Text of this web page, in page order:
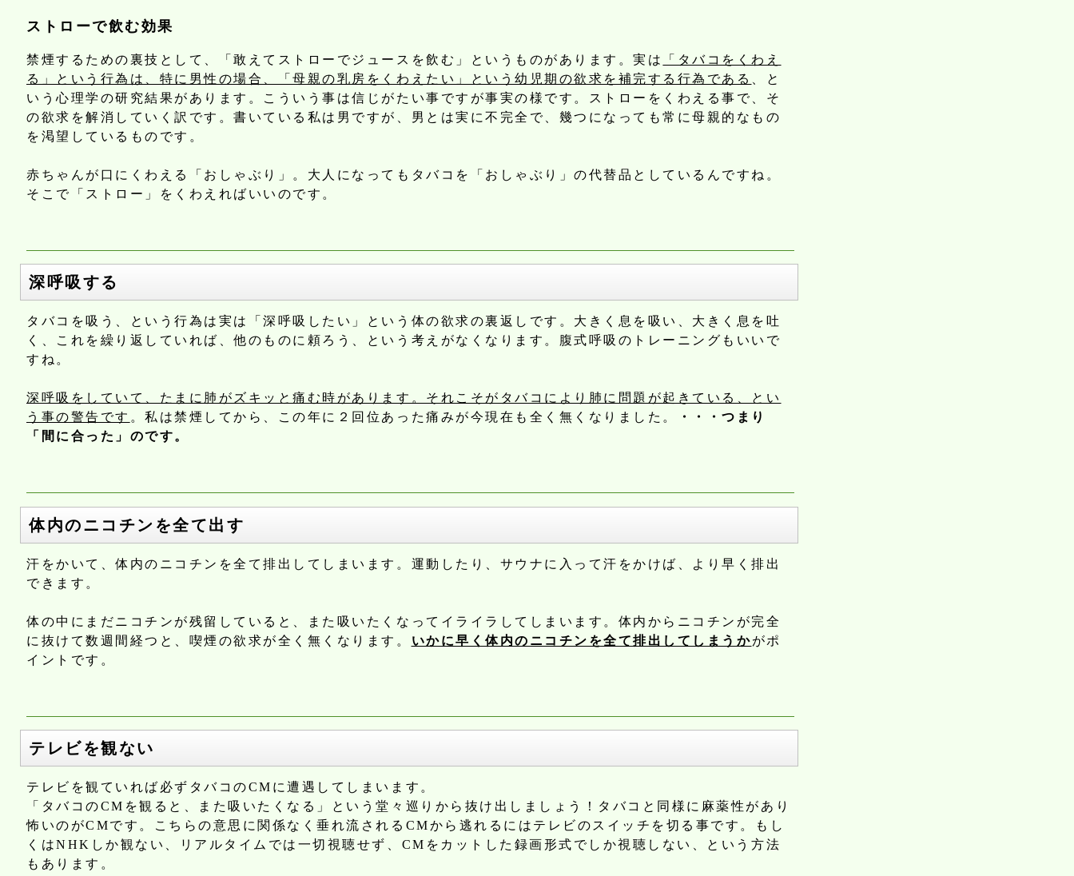
ストローで飲む効果
禁煙するための裏技として、「敢えてストローでジュースを飲む」というものがあります。実は
「タバコをくわえ
る」という行為は、特に男性の場合、「母親の乳房をくわえたい」という幼児期の欲求を補完する行為である
、と
いう心理学の研究結果があります。こういう事は信じがたい事ですが事実の様です。ストローをくわえる事で、そ
の欲求を解消していく訳です。書いている私は男ですが、男とは実に不完全で、幾つになっても常に母親的なもの
を渇望しているものです。
赤ちゃんが口にくわえる「おしゃぶり」。大人になってもタバコを「おしゃぶり」の代替品としているんですね。
そこで「ストロー」をくわえればいいのです。
深呼吸する
タバコを吸う、という行為は実は「深呼吸したい」という体の欲求の裏返しです。大きく息を吸い、大きく息を吐
く、これを繰り返していれば、他のものに頼ろう、という考えがなくなります。腹式呼吸のトレーニングもいいで
すね。
深呼吸をしていて、たまに肺がズキッと痛む時があります。それこそがタバコにより肺に問題が起きている、とい
う事の警告です 。私は禁煙してから、この年に２回位あった痛みが今現在も全く無くなりました。
・・・つまり
「間に合った」のです。
体内のニコチンを全て出す
汗をかいて、体内のニコチンを全て排出してしまいます。運動したり、サウナに入って汗をかけば、より早く排出
できます。
体の中にまだニコチンが残留していると、また吸いたくなってイライラしてしまいます。体内からニコチンが完全
に抜けて数週間経つと、喫煙の欲求が全く無くなります。 いかに早く体内のニコチンを全て排出してしまうかがポ
イントです。
テレビを観ない
テレビを観ていれば必ずタバコのCMに遭遇してしまいます。
「タバコのCMを観ると、また吸いたくなる」という堂々巡りから抜け出しましょう！タバコと同様に麻薬性があり
怖いのがCMです。こちらの意思に関係なく垂れ流されるCMから逃れるにはテレビのスイッチを切る事です。もし
くはNHKしか観ない、リアルタイムでは一切視聴せず、CMをカットした録画形式でしか視聴しない、という方法
もあります。